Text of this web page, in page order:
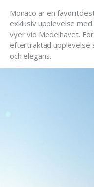
Monaco är en
exklusiv upplevelse
vyer vid Medelhavet.
eftertraktad upplevelse
och elegans.